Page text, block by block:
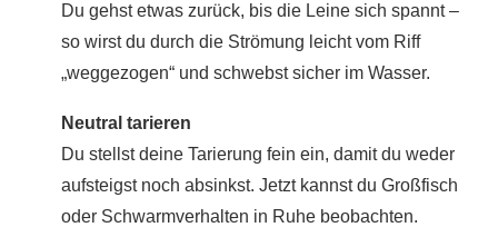
Du gehst etwas zurück, bis die Leine sich spannt –
so wirst du durch die Strömung leicht vom Riff
„weggezogen“ und schwebst sicher im Wasser.
Neutral tarieren
Du stellst deine Tarierung fein ein, damit du weder
aufsteigst noch absinkst. Jetzt kannst du Großfisch
oder Schwarmverhalten in Ruhe beobachten.